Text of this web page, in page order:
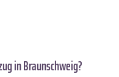
in Braunschweig?